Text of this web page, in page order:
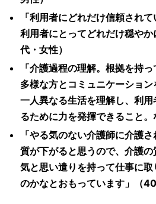
「利用者にどれだけ信頼され
利用者にとってどれだけ穏や
代・女性）
「介護過程の理解。根拠を持
多様な方とコミュニケーショ
一人異なる生活を理解し、利
るために力を発揮できること。
「やる気のない介護師に介護
質が下がると思うので、介護
気と思い遣りを持って仕事に
のかなとおもっています」（40